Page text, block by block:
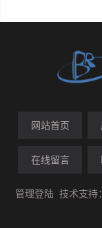
网站首页
在线留言
管理登陆 技术支